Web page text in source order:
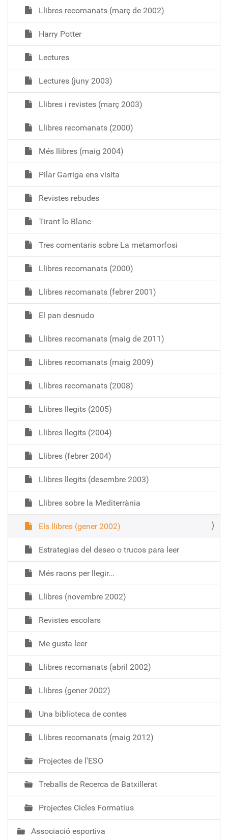
Llibres recomanats (març de 2002)
Harry Potter
Lectures
Lectures (juny 2003)
Llibres i revistes (març 2003)
Llibres recomanats (2000)
Més llibres (maig 2004)
Pilar Garriga ens visita
Revistes rebudes
Tirant lo Blanc
Tres comentaris sobre La metamorfosi
Llibres recomanats (2000)
Llibres recomanats (febrer 2001)
El pan desnudo
Llibres recomanats (maig de 2011)
Llibres recomanats (maig 2009)
Llibres recomanats (2008)
Llibres llegits (2005)
Llibres llegits (2004)
Llibres (febrer 2004)
Llibres llegits (desembre 2003)
Llibres sobre la Mediterrània
Els llibres (gener 2002)
Estrategias del deseo o trucos para leer
Més raons per llegir...
Llibres (novembre 2002)
Revistes escolars
Me gusta leer
Llibres recomanats (abril 2002)
Llibres (gener 2002)
Una biblioteca de contes
Llibres recomanats (maig 2012)
Projectes de l'ESO
Treballs de Recerca de Batxillerat
Projectes Cicles Formatius
Associació esportiva